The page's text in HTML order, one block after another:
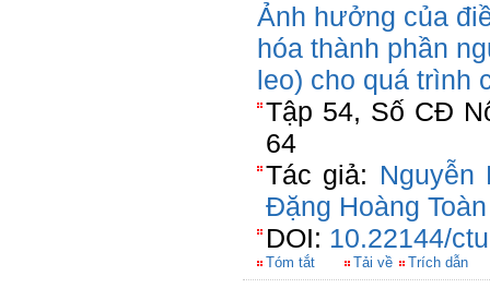
Ảnh hưởng của
hóa thành phần
leo) cho quá trình
Tập 54, Số CĐ
64
Tác giả: Nguyễn
Đặng Hoàng Toàn
DOI: 10.22144/
Tóm tắt Tải về Trích dẫn